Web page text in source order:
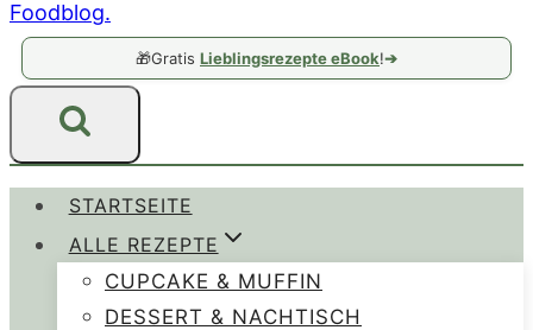
🎁Gratis Lieblingsrezepte eBook!➔
STARTSEITE
ALLE REZEPTE
CUPCAKE & MUFFIN
DESSERT & NACHTISCH